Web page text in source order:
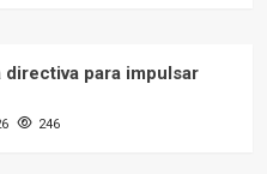
para impulsar
246